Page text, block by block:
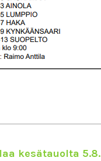
kesätauolta 5.8.